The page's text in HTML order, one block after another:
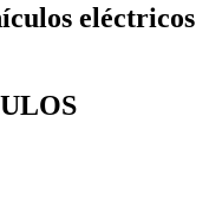
eléctricos